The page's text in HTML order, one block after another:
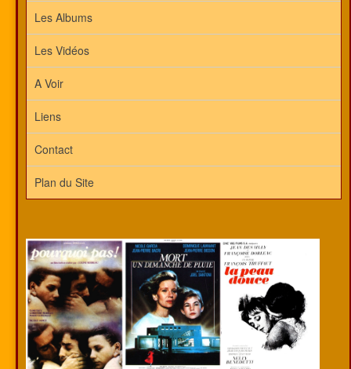
Les Albums
Les Vidéos
A Voir
Liens
Contact
Plan du Site